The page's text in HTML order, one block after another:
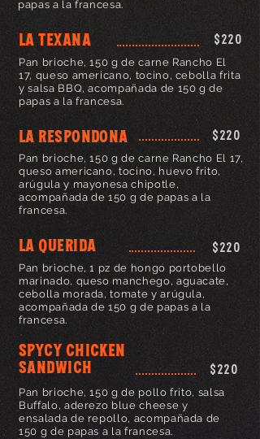
papas a la francesa.
LA TEXANA $220
Pan brioche, 150 g de carne Rancho El
17, queso americano, tocino, cebolla frita
y salsa BBQ, acompañada de 150 g de
papas a la francesa.
LA RESPONDONA $220
Pan brioche, 150 g de carne Rancho El 17,
queso americano, tocino, huevo frito,
arúgula y mayonesa chipotle,
acompañada de 150 g de papas a la
francesa.
LA QUERIDA $220
Pan brioche, 1 pz de hongo portobello
marinado, queso manchego, aguacate,
cebolla morada, tomate y arúgula,
acompañada de 150 g de papas a la
francesa.
SPYCY CHICKEN
SANDWICH
$220
Pan brioche, 150 g de pollo frito, salsa
Buffalo, aderezo blue cheese y
ensalada de repollo, acompañada de
150 g de papas a la francesa.